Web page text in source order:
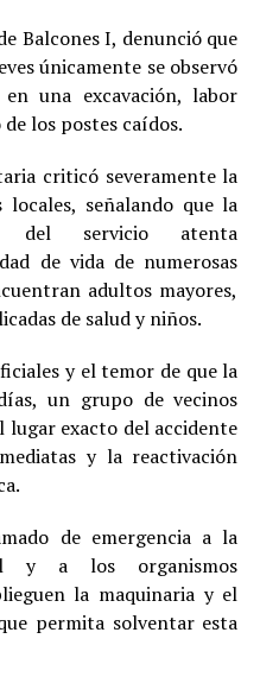
Balcones I, denunció que
únicamente se observó
una excavación, labor
los postes caídos.
criticó severamente la
locales, señalando que la
del servicio atenta
de vida de numerosas
adultos mayores,
de salud y niños.
y el temor de que la
un grupo de vecinos
lugar exacto del accidente
y la reactivación
de emergencia a la
y a los organismos
la maquinaria y el
permita solventar esta